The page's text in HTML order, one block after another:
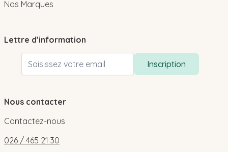
Nos Marques
Lettre d’information
Adresse email
Inscription
Nous contacter
Contactez-nous
026 / 465 21 30